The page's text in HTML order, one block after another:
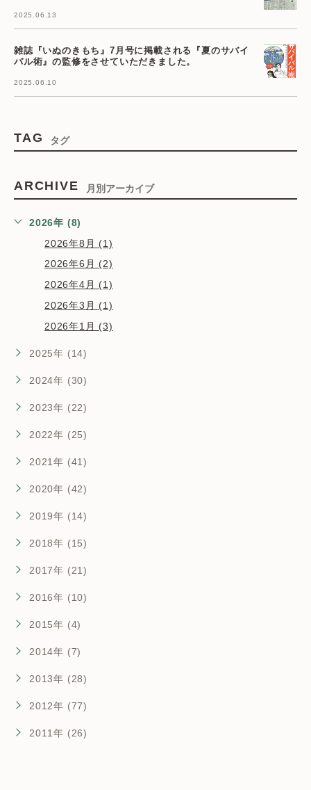
2025.06.13
雑誌『いぬのきもち』7月号に掲載される『夏のサバイ
バル術』の監修をさせていただきました。
2025.06.10
TAG タグ
ARCHIVE 月別アーカイブ
2026年 (8)
2026年8月 (1)
2026年6月 (2)
2026年4月 (1)
2026年3月 (1)
2026年1月 (3)
2025年 (14)
2024年 (30)
2023年 (22)
2022年 (25)
2021年 (41)
2020年 (42)
2019年 (14)
2018年 (15)
2017年 (21)
2016年 (10)
2015年 (4)
2014年 (7)
2013年 (28)
2012年 (77)
2011年 (26)